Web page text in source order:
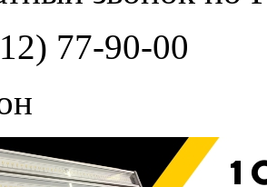
77-90-00